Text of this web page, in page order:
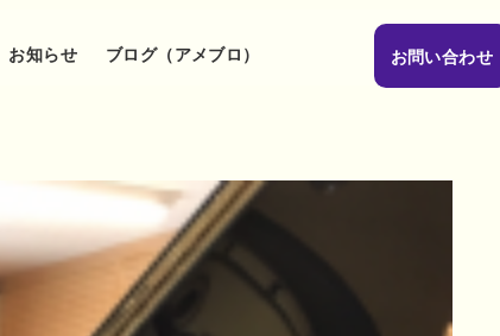
お知らせ ブログ（アメブロ） お問い合わせ